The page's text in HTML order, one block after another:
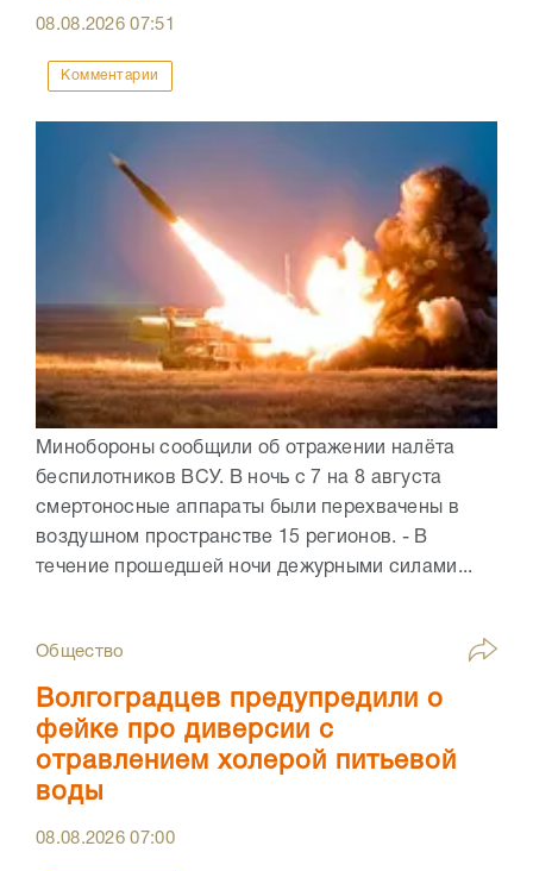
08.08.202607:51
Комментарии
Минобороны сообщили об отражении налёта
беспилотников ВСУ. В ночь с 7 на 8 августа
смертоносные аппараты были перехвачены в
воздушном пространстве 15 регионов. - В
течение прошедшей ночи дежурными силами...
Общество
Волгоградцев предупредили о
фейке про диверсии с
отравлением холерой питьевой
воды
08.08.202607:00